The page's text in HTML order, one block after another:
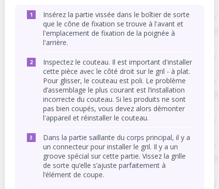
Insérez la partie vissée dans le boîtier de sorte
que le cône de fixation se trouve à l'avant et
l'emplacement de fixation de la poignée à
l'arrière.
Inspectez le couteau. Il est important d'installer
cette pièce avec le côté droit sur le gril - à plat.
Pour glisser, le couteau est poli. Le problème
d’assemblage le plus courant est l’installation
incorrecte du couteau. Si les produits ne sont
pas bien coupés, vous devez alors démonter
l'appareil et réinstaller le couteau.
Dans la partie saillante du corps principal, il y a
un connecteur pour installer le gril. Il y a un
groove spécial sur cette partie. Vissez la grille
de sorte qu’elle s’ajuste parfaitement à
l’élément de coupe.